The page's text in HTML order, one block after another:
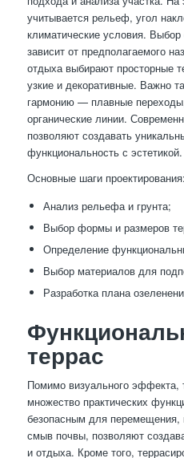
учитывается рельеф, угол
климатические условия.
зависит от предполагаемого
отдыха выбирают просторные
узкие и декоративные. Важно
гармонию — плавные
органические линии.
позволяют создавать
функциональность с эстетикой.
Основные шаги проектирования:
Анализ рельефа и грунта;
Выбор формы и размеров
Определение
Выбор материалов для
Разработка плана
террас
Помимо визуального эффекта,
множество практических
безопасным для перемещения,
смыв почвы, позволяют
и отдыха. Кроме того,